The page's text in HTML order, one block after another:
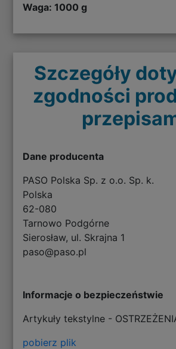
Waga: 1000 g
Szczegóły
zgodności
Dane producenta
PASO Polska Sp. z o.o. Sp. k.
Polska
62-080
Tarnowo Podgórne
Sierosław, ul. Skrajna 1
paso@paso.pl
Informacje o bezpieczeństwie
Artykuły tekstylne -
pobierz plik